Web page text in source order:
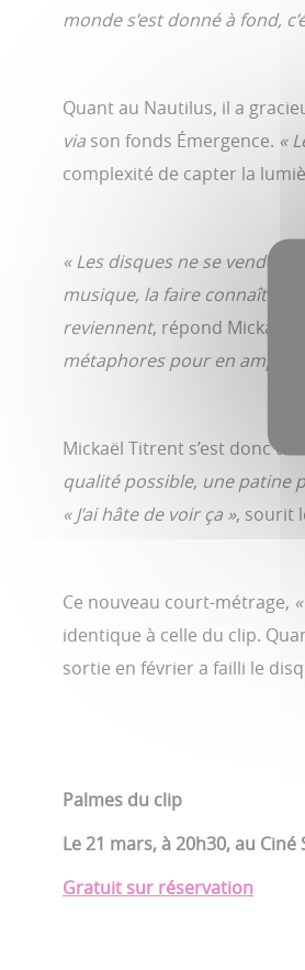
monde s’est donné à fond,
Quant au Nautilus, il a
via son fonds Émergence. «
complexité de capter la
« Les disques ne se vendent
musique, la faire connaître. »
reviennent, répond Mickaël
métaphores pour en amplifier
Mickaël Titrent s’est donc
qualité possible, une patine
« J’ai hâte de voir ça », sourit
Ce nouveau court-métrage,
identique à celle du clip.
sortie en février a failli le
Palmes du clip
Le 21 mars, à 20h30, au Ciné
Gratuit sur réservation